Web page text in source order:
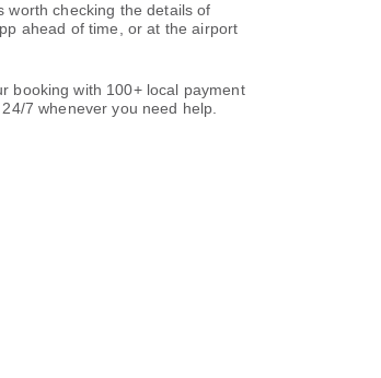
worth checking the details of
ahead of time, or at the airport
booking with 100+ local payment
7 whenever you need help.